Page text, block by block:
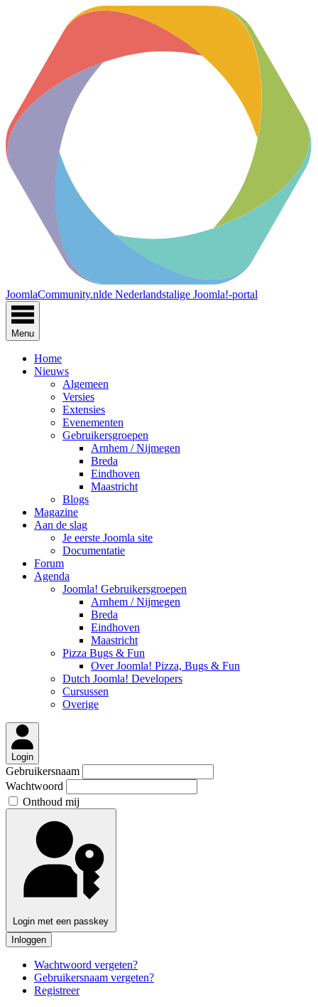
JoomlaCommunity.nlde Nederlandstalige Joomla!-portal
Menu
Home
Nieuws
Algemeen
Versies
Extensies
Evenementen
Gebruikersgroepen
Arnhem / Nijmegen
Breda
Eindhoven
Maastricht
Blogs
Magazine
Aan de slag
Je eerste Joomla site
Documentatie
Forum
Agenda
Joomla! Gebruikersgroepen
Arnhem / Nijmegen
Breda
Eindhoven
Maastricht
Pizza Bugs & Fun
Over Joomla! Pizza, Bugs & Fun
Dutch Joomla! Developers
Cursussen
Overige
Login
Gebruikersnaam
Wachtwoord
Onthoud mij
Login met een passkey
Inloggen
Wachtwoord vergeten?
Gebruikersnaam vergeten?
Registreer